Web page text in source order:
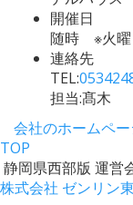
開催日
随時 ※火曜
連絡先
TEL:
担当:髙木
会社のホームペ
TOP
静岡県西部版 運営
株式会社 ゼンリン